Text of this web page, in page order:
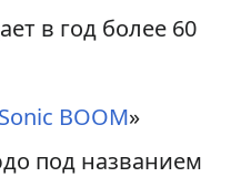
в год более 60
BOOM»
под названием